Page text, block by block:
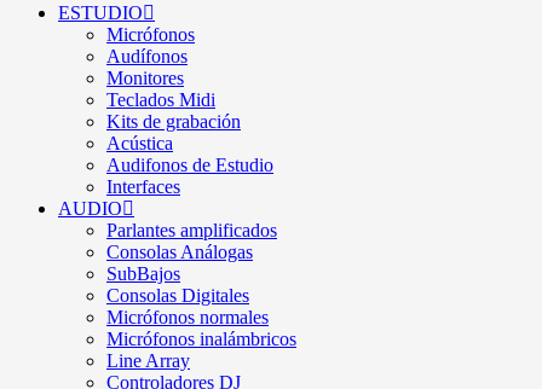
ESTUDIO
Micrófonos
Audífonos
Monitores
Teclados Midi
Kits de grabación
Acústica
Audifonos de Estudio
Interfaces
AUDIO
Parlantes amplificados
Consolas Análogas
SubBajos
Consolas Digitales
Micrófonos normales
Micrófonos inalámbricos
Line Array
Controladores DJ